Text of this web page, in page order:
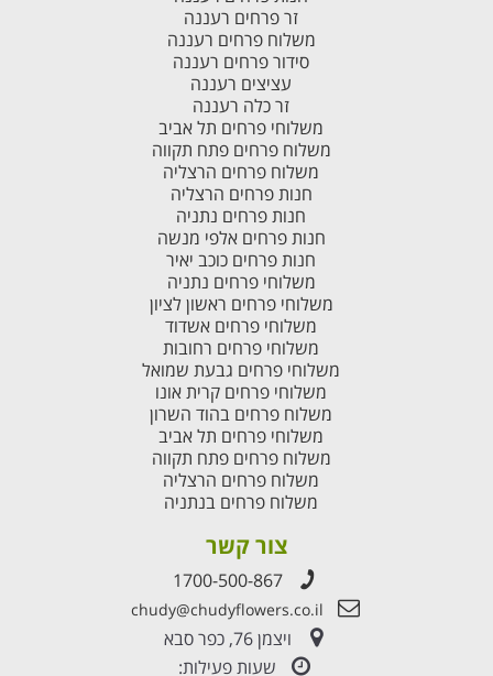
זר פרחים רעננה
משלוח פרחים רעננה
סידור פרחים רעננה
עציצים רעננה
זר כלה רעננה
משלוחי פרחים תל אביב
משלוח פרחים פתח תקווה
משלוח פרחים הרצליה
חנות פרחים הרצליה
חנות פרחים נתניה
חנות פרחים אלפי מנשה
חנות פרחים כוכב יאיר
משלוחי פרחים נתניה
משלוחי פרחים ראשון לציון
משלוחי פרחים אשדוד
משלוחי פרחים רחובות
משלוחי פרחים גבעת שמואל
משלוחי פרחים קרית אונו
משלוח פרחים בהוד השרון
משלוחי פרחים תל אביב
משלוח פרחים פתח תקווה
משלוח פרחים הרצליה
משלוח פרחים בנתניה
צור קשר
1700-500-867
chudy@chudyflowers.co.il
ויצמן 76, כפר סבא
שעות פעילות: